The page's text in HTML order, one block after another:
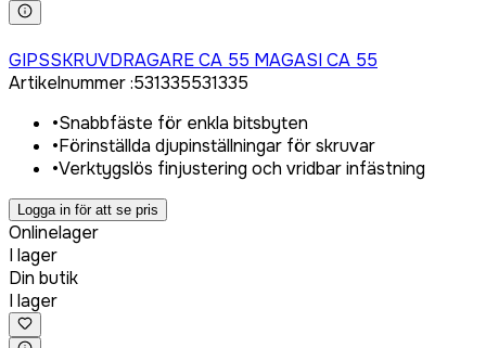
GIPSSKRUVDRAGARE CA 55 MAGASI CA 55
Artikelnummer:531335531335
•Snabbfäste för enkla bitsbyten
•Förinställda djupinställningar för skruvar
•Verktygslös finjustering och vridbar infästning
Logga in för att se pris
Onlinelager
I lager
Din butik
I lager